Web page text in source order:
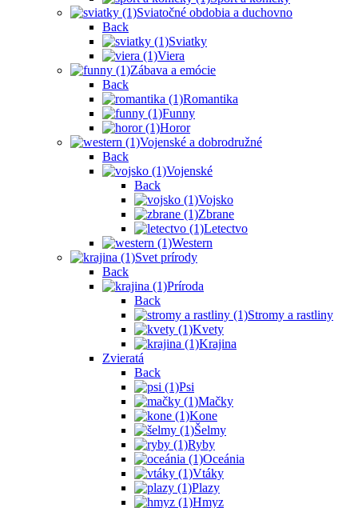
Sviatočné obdobia a duchovno
Back
Sviatky
Viera
Zábava a emócie
Back
Romantika
Funny
Horor
Vojenské a dobrodružné
Back
Vojenské
Back
Vojsko
Zbrane
Letectvo
Western
Svet prírody
Back
Príroda
Back
Stromy a rastliny
Kvety
Krajina
Zvieratá
Back
Psi
Mačky
Kone
Šelmy
Ryby
Oceánia
Vtáky
Plazy
Hmyz